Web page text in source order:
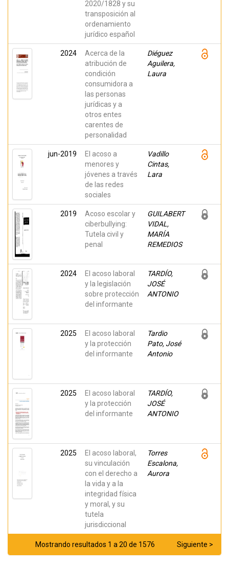
2020/1828 y su
transposición al
ordenamiento
jurídico español
2024
Acerca de la
atribución de
condición
consumidora a
las personas
jurídicas y a
otros entes
carentes de
personalidad
Diéguez
Aguilera,
Laura
jun-2019
El acoso a
menores y
jóvenes a través
de las redes
sociales
Vadillo
Cintas,
Lara
2019
Acoso escolar y
ciberbullying:
Tutela civil y
penal
GUILABERT
VIDAL,
MARÍA
REMEDIOS
2024
El acoso laboral
y la legislación
sobre protección
del informante
TARDÍO,
JOSÉ
ANTONIO
2025
El acoso laboral
y la protección
del informante
Tardio
Pato, José
Antonio
2025
El acoso laboral
y la protección
del informante
TARDÍO,
JOSÉ
ANTONIO
2025
El acoso laboral,
su vinculación
con el derecho a
la vida y a la
integridad física
y moral, y su
tutela
jurisdiccional
Torres
Escalona,
Aurora
Mostrando resultados 1 a 20 de 1576 Siguiente >